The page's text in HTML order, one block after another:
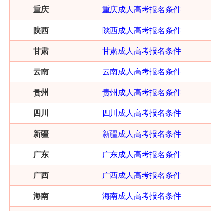
重庆 重庆成人高考报名条件
陕西 陕西成人高考报名条件
甘肃 甘肃成人高考报名条件
云南 云南成人高考报名条件
贵州 贵州成人高考报名条件
四川 四川成人高考报名条件
新疆 新疆成人高考报名条件
广东 广东成人高考报名条件
广西 广西成人高考报名条件
海南 海南成人高考报名条件